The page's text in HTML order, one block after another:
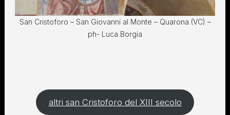
San Cristoforo – San Giovanni al Monte – Quarona (VC) –
ph- Luca Borgia
altri san Cristoforo del XIII secolo